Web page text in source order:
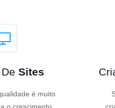
DeSites
é muito